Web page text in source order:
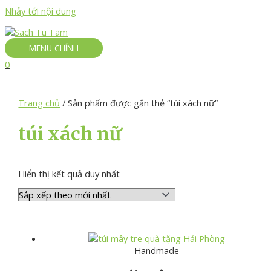
Nhảy tới nội dung
MENU CHÍNH
0
Trang chủ / Sản phẩm được gắn thẻ “túi xách nữ”
túi xách nữ
Hiển thị kết quả duy nhất
Handmade